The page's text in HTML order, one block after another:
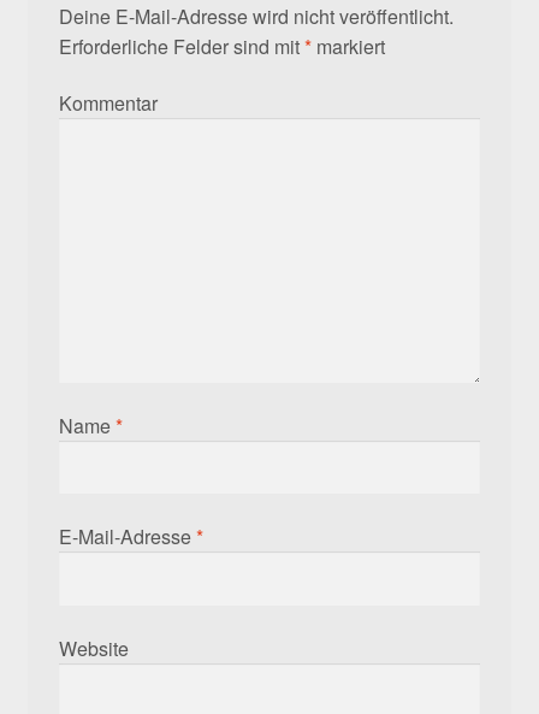
Deine E-Mail-Adresse wird nicht veröffentlicht.
Erforderliche Felder sind mit*markiert
Kommentar
Name*
E-Mail-Adresse*
Website